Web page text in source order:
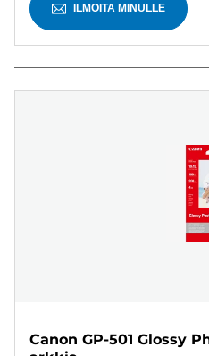
ILMOITA MINULLE
Canon GP-501 Glossy